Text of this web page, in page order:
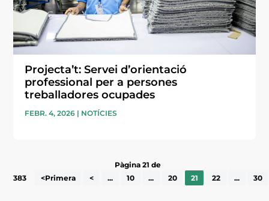
Projecta’t: Servei d’orientació
professional per a persones
treballadores ocupades
FEBR. 4, 2026 | NOTÍCIES
Pàgina 21 de
383
<Primera < ... 10 ... 20 21 22 ... 30